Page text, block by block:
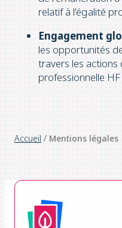
relatif à l’égalité
Engagement
les opportunités
travers les actions
professionnelle
Accueil / Mentions légales